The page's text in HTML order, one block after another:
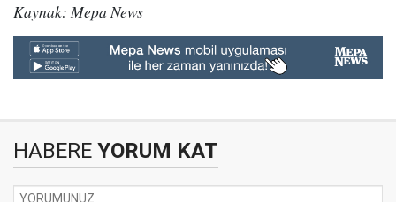
Kaynak: Mepa News
HABERE YORUM KAT